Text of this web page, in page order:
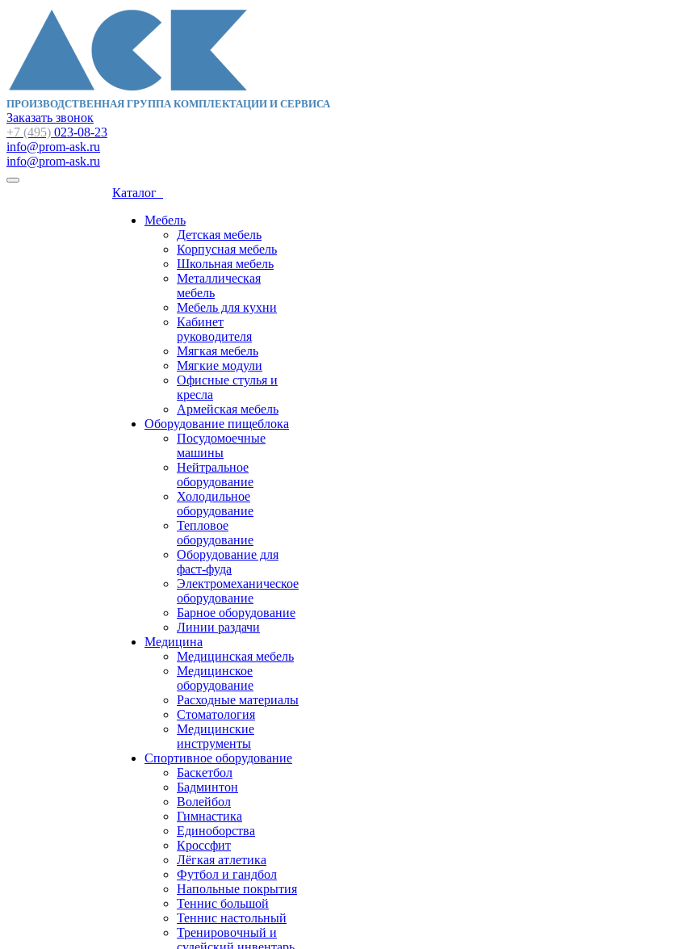
ПРОИЗВОДСТВЕННАЯ ГРУППА КОМПЛЕКТАЦИИ И СЕРВИСА
Заказать звонок
+7 (495) 023-08-23
info@prom-ask.ru
info@prom-ask.ru
Каталог
Мебель
Детская мебель
Корпусная мебель
Школьная мебель
Металлическая
мебель
Мебель для кухни
Кабинет
руководителя
Мягкая мебель
Мягкие модули
Офисные стулья и
кресла
Армейская мебель
Оборудование пищеблока
Посудомоечные
машины
Нейтральное
оборудование
Холодильное
оборудование
Тепловое
оборудование
Оборудование для
фаст-фуда
Электромеханическое
оборудование
Барное оборудование
Линии раздачи
Медицина
Медицинская мебель
Медицинское
оборудование
Расходные материалы
Стоматология
Медицинские
инструменты
Спортивное оборудование
Баскетбол
Бадминтон
Волейбол
Гимнастика
Единоборства
Кроссфит
Лёгкая атлетика
Футбол и гандбол
Напольные покрытия
Теннис большой
Теннис настольный
Тренировочный и